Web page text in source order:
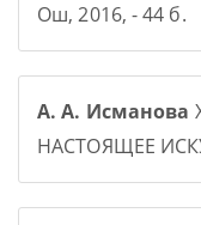
Ош, 2016, - 44 б.
А. А. Исманова
НАСТОЯЩЕЕ